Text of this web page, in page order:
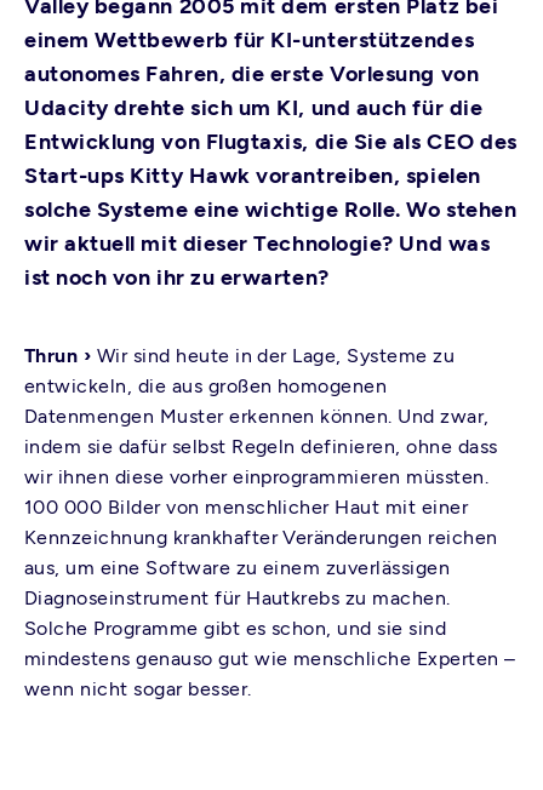
Valley begann 2005 mit dem ersten Platz bei
einem Wettbewerb für KI-unterstützendes
autonomes Fahren, die erste Vorlesung von
Udacity drehte sich um KI, und auch für die
Entwicklung von Flugtaxis, die Sie als CEO des
Start-ups Kitty Hawk vorantreiben, spielen
solche Systeme eine wichtige Rolle. Wo stehen
wir aktuell mit dieser Technologie? Und was
ist noch von ihr zu erwarten?
Thrun › Wir sind heute in der Lage, Systeme zu
entwickeln, die aus großen homogenen
Datenmengen Muster erkennen können. Und zwar,
indem sie dafür selbst Regeln definieren, ohne dass
wir ihnen diese vorher einprogrammieren müssten.
100 000 Bilder von menschlicher Haut mit einer
Kennzeichnung krankhafter Veränderungen reichen
aus, um eine Software zu einem zuverlässigen
Diagnoseinstrument für Hautkrebs zu machen.
Solche Programme gibt es schon, und sie sind
mindestens genauso gut wie menschliche Experten –
wenn nicht sogar besser.